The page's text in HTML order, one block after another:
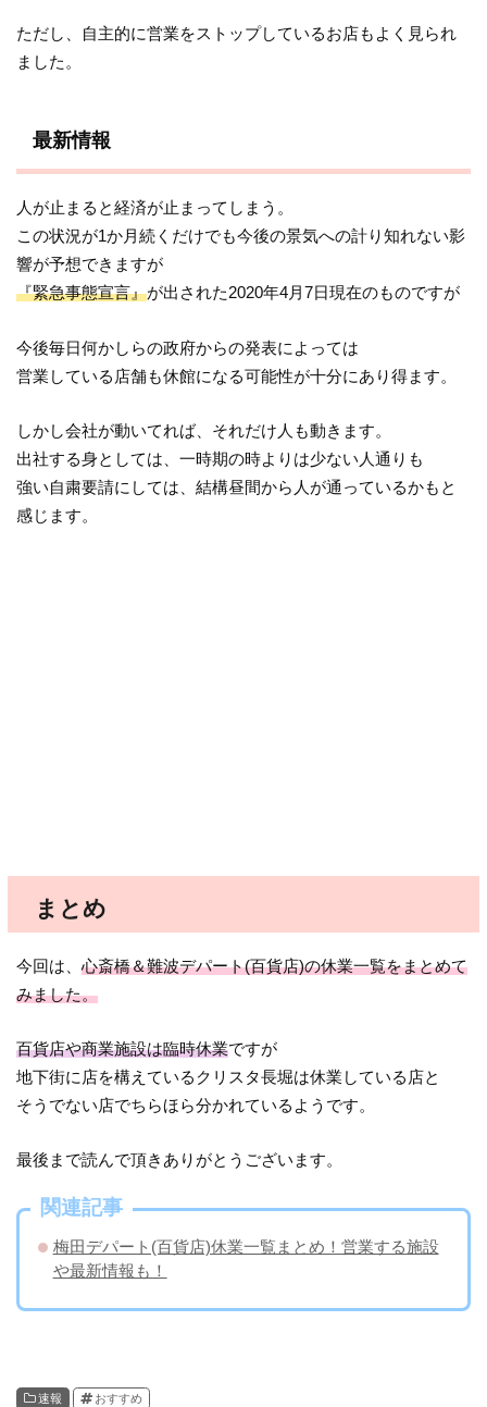
ただし、自主的に営業をストップしているお店もよく見られ
ました。
最新情報
人が止まると経済が止まってしまう。
この状況が1か月続くだけでも今後の景気への計り知れない影
響が予想できますが
『緊急事態宣言』が出された2020年4月7日現在のものですが
今後毎日何かしらの政府からの発表によっては
営業している店舗も休館になる可能性が十分にあり得ます。
しかし会社が動いてれば、それだけ人も動きます。
出社する身としては、一時期の時よりは少ない人通りも
強い自粛要請にしては、結構昼間から人が通っているかもと
感じます。
まとめ
今回は、心斎橋＆難波デパート(百貨店)の休業一覧をまとめて
みました。
百貨店や商業施設は臨時休業ですが
地下街に店を構えているクリスタ長堀は休業している店と
そうでない店でちらほら分かれているようです。
最後まで読んで頂きありがとうございます。
関連記事
梅田デパート(百貨店)休業一覧まとめ！営業する施設
や最新情報も！
速報 おすすめ